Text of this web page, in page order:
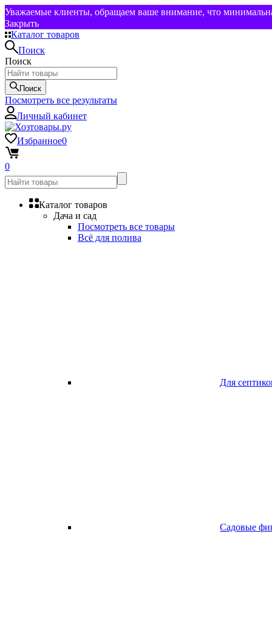
Уважаемые клиенты, обращаем ваше внимание, что
Закрыть
Каталог товаров
Поиск
Поиск
Поиск
Посмотреть все результаты
Личный кабинет
Избранное0
0
Каталог товаров
Дача и сад
Посмотреть все товары
Всё для полива
Для
Садовые